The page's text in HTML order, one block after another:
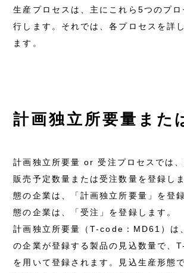
生産プロセスは、主にこれら5つのプロ
行します。それでは、各プロセスを詳
ます。
計画独立所要量また
計画独立所要量 or 受注プロセスでは
販売予定数量または受注数量を登録し
態の企業は、「計画独立所要量」を登
態の企業は、「受注」を登録します。
計画独立所要量（T-code：MD61）は
の企業が登録する製品の見込数量で、
を用いて登録されます。見込生産形態